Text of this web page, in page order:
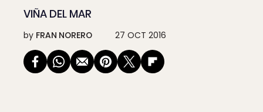
VIÑA DEL MAR
by FRAN NORERO 27 OCT 2016